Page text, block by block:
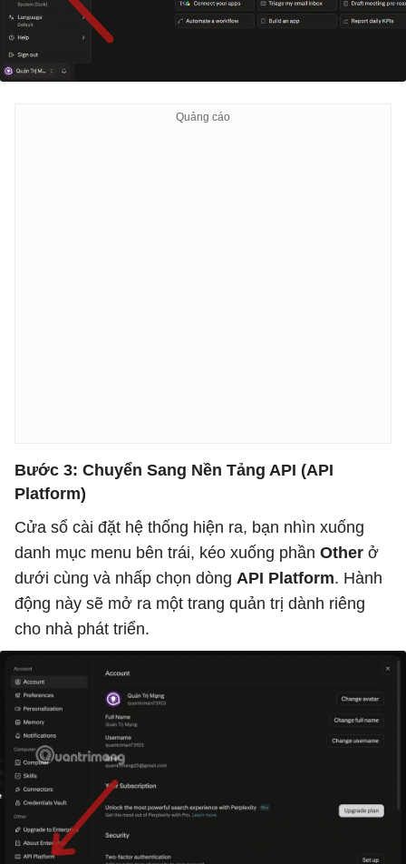
Bước 3: Chuyển Sang Nền Tảng API (API
Platform)
Cửa sổ cài đặt hệ thống hiện ra, bạn nhìn xuống
danh mục menu bên trái, kéo xuống phần Other ở
dưới cùng và nhấp chọn dòng API Platform. Hành
động này sẽ mở ra một trang quản trị dành riêng
cho nhà phát triển.